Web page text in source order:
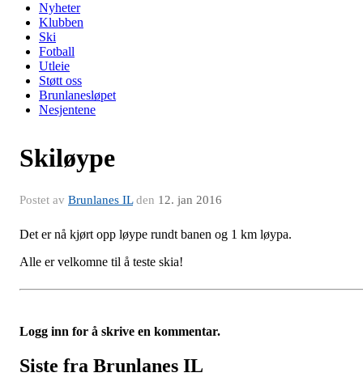
Nyheter
Klubben
Ski
Fotball
Utleie
Støtt oss
Brunlanesløpet
Nesjentene
Skiløype
Postet av Brunlanes ILden 12. jan 2016
Det er nå kjørt opp løype rundt banen og 1 km løypa.
Alle er velkomne til å teste skia!
Logg inn for å skrive en kommentar.
Siste fra Brunlanes IL